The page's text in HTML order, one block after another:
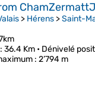
> Hérens >Saint-
: 36.4 Km • Dénivelé
: 2’794 m